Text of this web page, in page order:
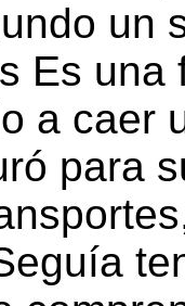
un
Es
a caer
para